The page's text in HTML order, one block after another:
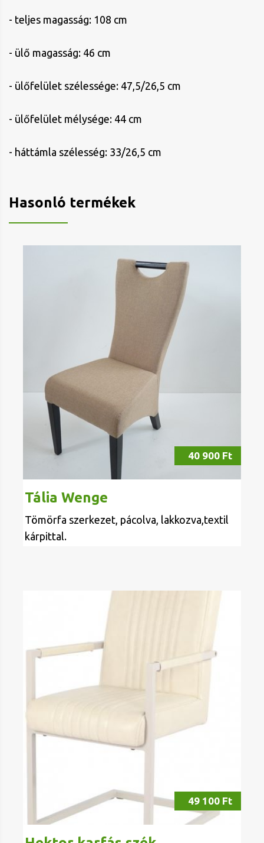
- teljes magasság: 108 cm
- ülő magasság: 46 cm
- ülőfelület szélessége: 47,5/26,5 cm
- ülőfelület mélysége: 44 cm
- háttámla szélesség: 33/26,5 cm
Hasonló termékek
40 900 Ft
Tália Wenge
Tömörfa szerkezet, pácolva, lakkozva,textil
kárpittal.
49 100 Ft